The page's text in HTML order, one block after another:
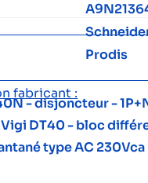
Prodis
fabricant :
- disjoncteur -
Vigi DT40 - bloc
type AC 230Vca